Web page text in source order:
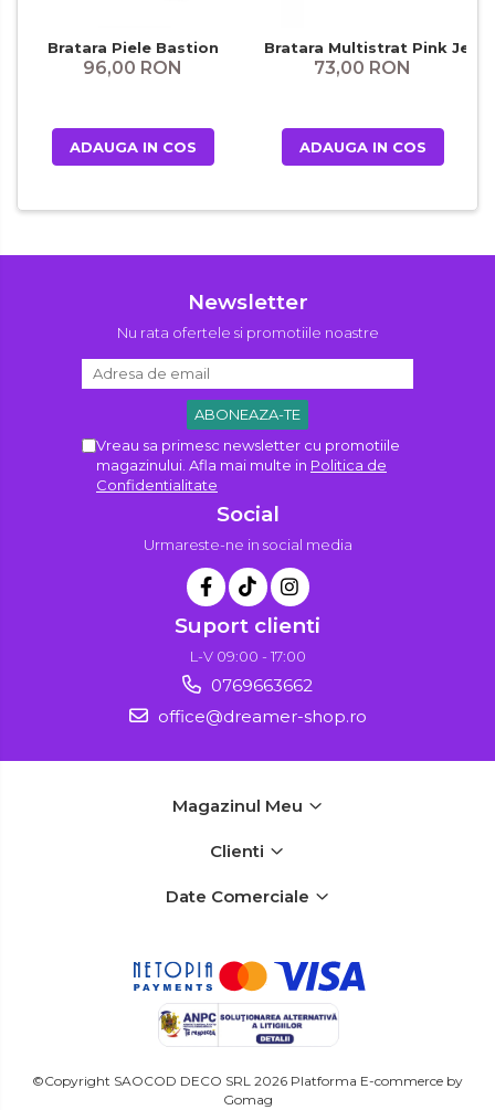
Bratara Piele Bastion
96,00 RON
ADAUGA IN COS
Bratara Multistrat Pink
73,00 RON
ADAUGA IN COS
Newsletter
Nu rata ofertele si promotiile noastre
Vreau sa primesc newsletter cu promotiile
magazinului. Afla mai multe in Politica de
Confidentialitate
Social
Urmareste-ne in social media
Suport clienti
L-V 09:00 - 17:00
0769663662
office@dreamer-shop.ro
Magazinul Meu
Clienti
Date Comerciale
©Copyright SAOCOD DECO SRL 2026 Platforma E-commerce by
Gomag